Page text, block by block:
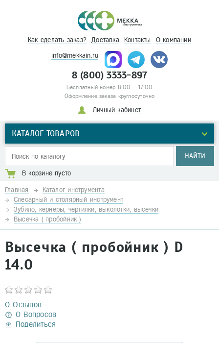
Как сделать заказ? Доставка Контакты О компании
info@mekkain.ru
8 (800) 3333-897
Бесплатный номер 8:00 – 17:00
Оформление заказа круглосуточно
Личный кабинет
КАТАЛОГ ТОВАРОВ
НАЙТИ
В корзине пусто
Главная
Каталог инструмента
Слесарный и столярный инструмент
Зубило, кернеры, чертилки, выколотки, высечки
Высечка ( пробойник )
Высечка ( пробойник ) D
14.0
0 Отзывов
0 Вопросов
Поделиться